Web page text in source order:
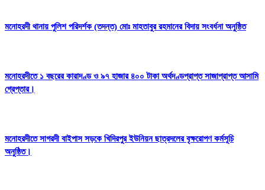
মনোহরদী থানায় পুলিশ পরিদর্শক (তদন্ত) মোঃ মাহতাবুর রহমানের বিদায় সংবর্ধনা অনুষ্ঠিত
মনোহরদীতে ১ বছরের কারাদণ্ড ও ৯৭ হাজার ৪০০ টাকা অর্থদণ্ডপ্রাপ্ত সাজাপ্রাপ্ত আসামি
গ্রেপ্তার।
মনোহরদীতে সাগরদী বাইপাস সড়কে খিদিরপুর ইউনিয়ন ছাত্রদলের বৃক্ষরোপণ কর্মসূচি
অনুষ্ঠিত।